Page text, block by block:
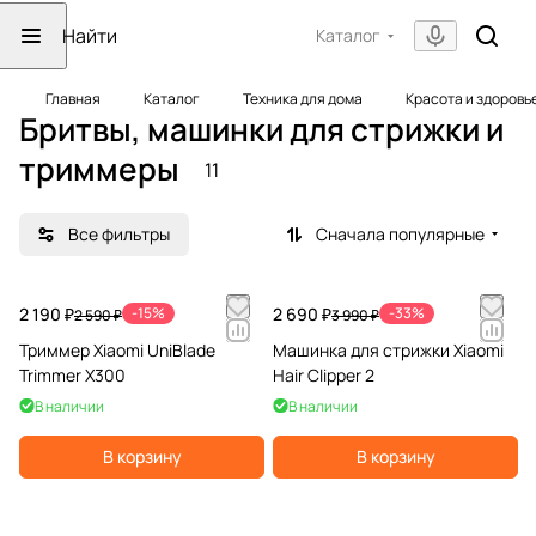
Каталог
Главная Каталог Техника для дома Красота и
Бритвы, машинки для стрижки и
триммеры
11
Все фильтры Сначала популярные
2 190 ₽2 590 ₽ -15%
Триммер Xiaomi UniBlade
Trimmer X300
В наличии
В корзину
2 690 ₽3 990 ₽ -33%
Машинка для стрижки Xiaomi
Hair Clipper 2
В наличии
В корзину